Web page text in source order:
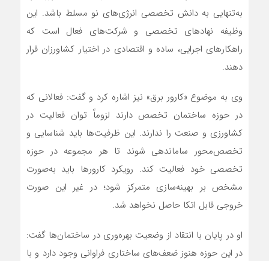
به‌تنهایی به دانش تخصصی انرژی‌های نو مسلط باشد. این
وظیفه نهادهای تخصصی و شرکت‌های فعال است که
راهکارهای اجرایی، ساده و اقتصادی در اختیار کشاورزان قرار
دهند.
وی به موضوع «کارور برق» نیز اشاره کرد و گفت: فعالانی که
در حوزه ساختمان تخصص دارند لزوماً توان فعالیت در
کشاورزی و صنعت را ندارند. این ظرفیت‌ها باید شناسایی و
تخصص‌محور ساماندهی شوند تا هر مجموعه در حوزه
تخصصی خود فعالیت کند. رویکرد کارورها باید به‌صورت
مشخص بر بهینه‌سازی متمرکز شود؛ در غیر این صورت
خروجی قابل اتکا حاصل نخواهد شد.
او در پایان با انتقاد از وضعیت بهره‌وری در ساختمان‌ها گفت:
در این حوزه هنوز ضعف‌های ساختاری فراوانی وجود دارد و با